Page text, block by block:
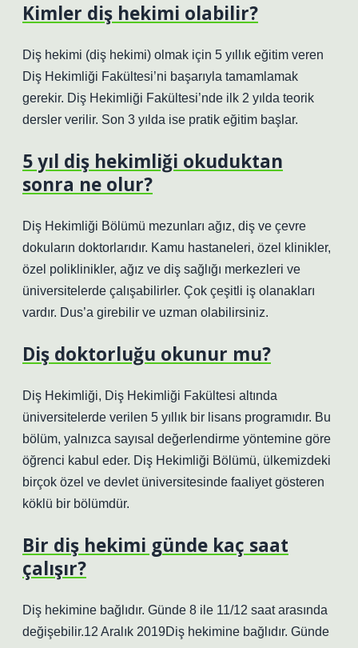
Kimler diş hekimi olabilir?
Diş hekimi (diş hekimi) olmak için 5 yıllık eğitim veren
Diş Hekimliği Fakültesi’ni başarıyla tamamlamak
gerekir. Diş Hekimliği Fakültesi’nde ilk 2 yılda teorik
dersler verilir. Son 3 yılda ise pratik eğitim başlar.
5 yıl diş hekimliği okuduktan
sonra ne olur?
Diş Hekimliği Bölümü mezunları ağız, diş ve çevre
dokuların doktorlarıdır. Kamu hastaneleri, özel klinikler,
özel poliklinikler, ağız ve diş sağlığı merkezleri ve
üniversitelerde çalışabilirler. Çok çeşitli iş olanakları
vardır. Dus’a girebilir ve uzman olabilirsiniz.
Diş doktorluğu okunur mu?
Diş Hekimliği, Diş Hekimliği Fakültesi altında
üniversitelerde verilen 5 yıllık bir lisans programıdır. Bu
bölüm, yalnızca sayısal değerlendirme yöntemine göre
öğrenci kabul eder. Diş Hekimliği Bölümü, ülkemizdeki
birçok özel ve devlet üniversitesinde faaliyet gösteren
köklü bir bölümdür.
Bir diş hekimi günde kaç saat
çalışır?
Diş hekimine bağlıdır. Günde 8 ile 11/12 saat arasında
değişebilir.12 Aralık 2019Diş hekimine bağlıdır. Günde